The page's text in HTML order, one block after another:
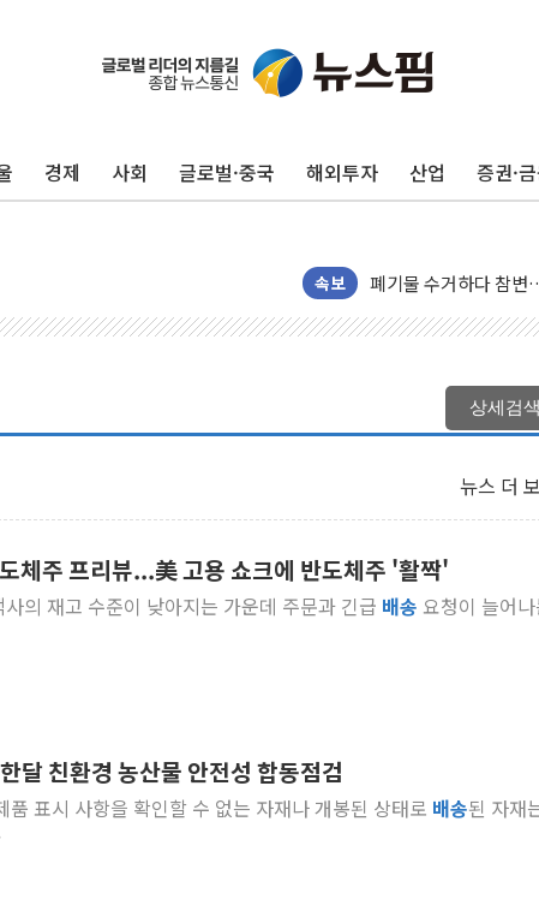
경제 사회 글로벌·중국 해외투자 산업 증권·
속보
이번주 국내 주요 금융
美, 이란전 출구전략
폐기물 수거하다 참
서울 중랑구 주택가
여수 오동도 인근 해
추미애, '위안부' 피해
인천서 말다툼 중 어
李대통령, ISA 개편
동해중부 전 해상 풍
동해시, 11~14일 '별
강원 중·남부 동해안
청양 밭에서 일하던
폭염에 車 운전면허
상세검색
뉴스 더
체주 프리뷰...美 고용 쇼크에 반도체주 '활짝'
의 재고 수준이 낮아지는 가운데 주문과 긴급 배송 요청이 늘어
달 친환경 농산물 안전성 합동점검
품 표시 사항을 확인할 수 없는 자재나 개봉된 상태로 배송된 자재